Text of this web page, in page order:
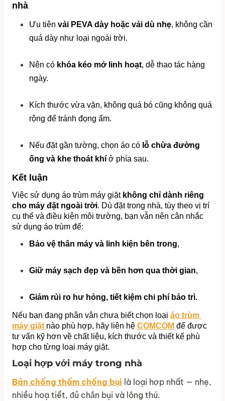
nhà
Ưu tiên vải PEVA dày hoặc vải dù nhẹ, không cần
quá dày như loại ngoài trời.
Nên có khóa kéo mở linh hoạt, dễ thao tác hàng
ngày.
Kích thước vừa vặn, không quá bó cũng không quá
rộng để tránh đọng ẩm.
Nếu đặt gần tường, chọn áo có lỗ chừa đường
ống và khe thoát khí ở phía sau.
Kết luận
Việc sử dụng áo trùm máy giặt không chỉ dành riêng
cho máy đặt ngoài trời. Dù đặt trong nhà, tùy theo vị trí
cụ thể và điều kiện môi trường, bạn vẫn nên cân nhắc
sử dụng áo trùm để:
Bảo vệ thân máy và linh kiện bên trong,
Giữ máy sạch đẹp và bền hơn qua thời gian,
Giảm rủi ro hư hỏng, tiết kiệm chi phí bảo trì.
Nếu bạn đang phân vân chưa biết chọn loại áo trùm
máy giặt nào phù hợp, hãy liên hệ COMCOM để được
tư vấn kỹ hơn về chất liệu, kích thước và thiết kế phù
hợp cho từng loại máy giặt.
Loại hợp với máy trong nhà
Bản chống thấm chống bụi là loại hợp nhất — nhẹ,
nhiều hoạ tiết, đủ chắn bụi và lông thú.